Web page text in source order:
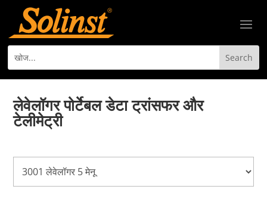
लेवेलॉगर पोर्टेबल डेटा ट्रांसफर और
टेलीमेट्री